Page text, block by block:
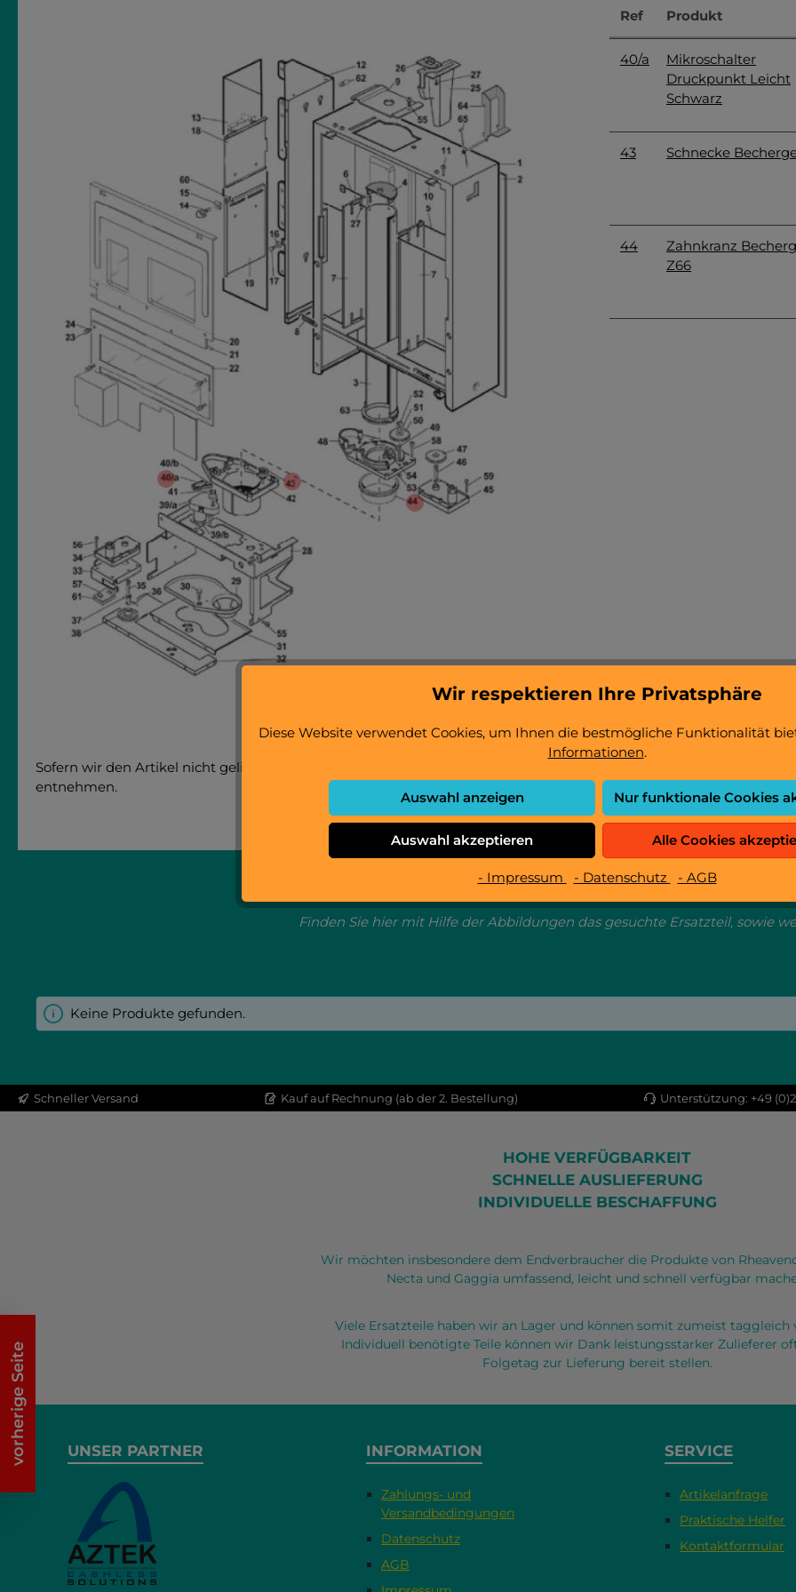
Ref Produkt
40/a
Mikroschalter
Druckpunkt Leicht
Schwarz
43 Schnecke
44
Zahnkranz
Z66
Sofern wir den Artikel nicht gelistet oder Sie Ihre Ersatzteil nicht gefunden haben, können Sie die passende
entnehmen.
Ersatzteilliste als PDF
Ersatzteile für das Becherwerk der Rheavendors
Finden Sie hier mit Hilfe der Abbildungen das gesuchte Ersatzteil, sowie
Keine Produkte gefunden.
Schneller Versand Kauf auf Rechnung (ab der 2. Bestellung) Unterstützung: +49
HOHE VERFÜGBARKEIT
SCHNELLE AUSLIEFERUNG
INDIVIDUELLE BESCHAFFUNG
Wir möchten insbesondere dem Endverbraucher die Produkte von
Necta und Gaggia umfassend, leicht und schnell verfügbar
Viele Ersatzteile haben wir an Lager und können somit zumeist taggleich
Individuell benötigte Teile können wir Dank leistungsstarker Zulieferer
Folgetag zur Lieferung bereit stellen.
UNSER PARTNER INFORMATION
Zahlungs- und
Versandbedingungen
Datenschutz
AGB
SERVICE
Artikelanfrage
Praktische Helfer
Kontaktformular
vorherige Seite
Wir respektieren Ihre Privatsphäre
Diese Website verwendet Cookies, um Ihnen die bestmögliche Funktionalität
Informationen.
Auswahl anzeigen Nur funktionale Cookies
Auswahl akzeptieren Alle Cookies
- Impressum - Datenschutz - AGB